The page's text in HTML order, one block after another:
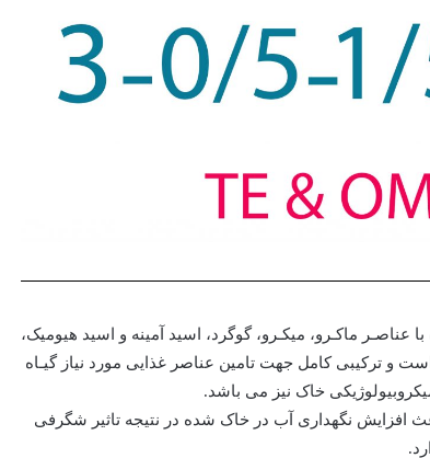
ماکـرو، میکـرو، گوگرد، اسید آمینه و اسید هیومیک،
است و ترکیبی کامل جهت تامین عناصر غذایی مورد نیاز گیـاه
خاک نیز می باشد.
افزایش نگهداری آب در خاک شده در نتیجه تاثیر شگرفی
.